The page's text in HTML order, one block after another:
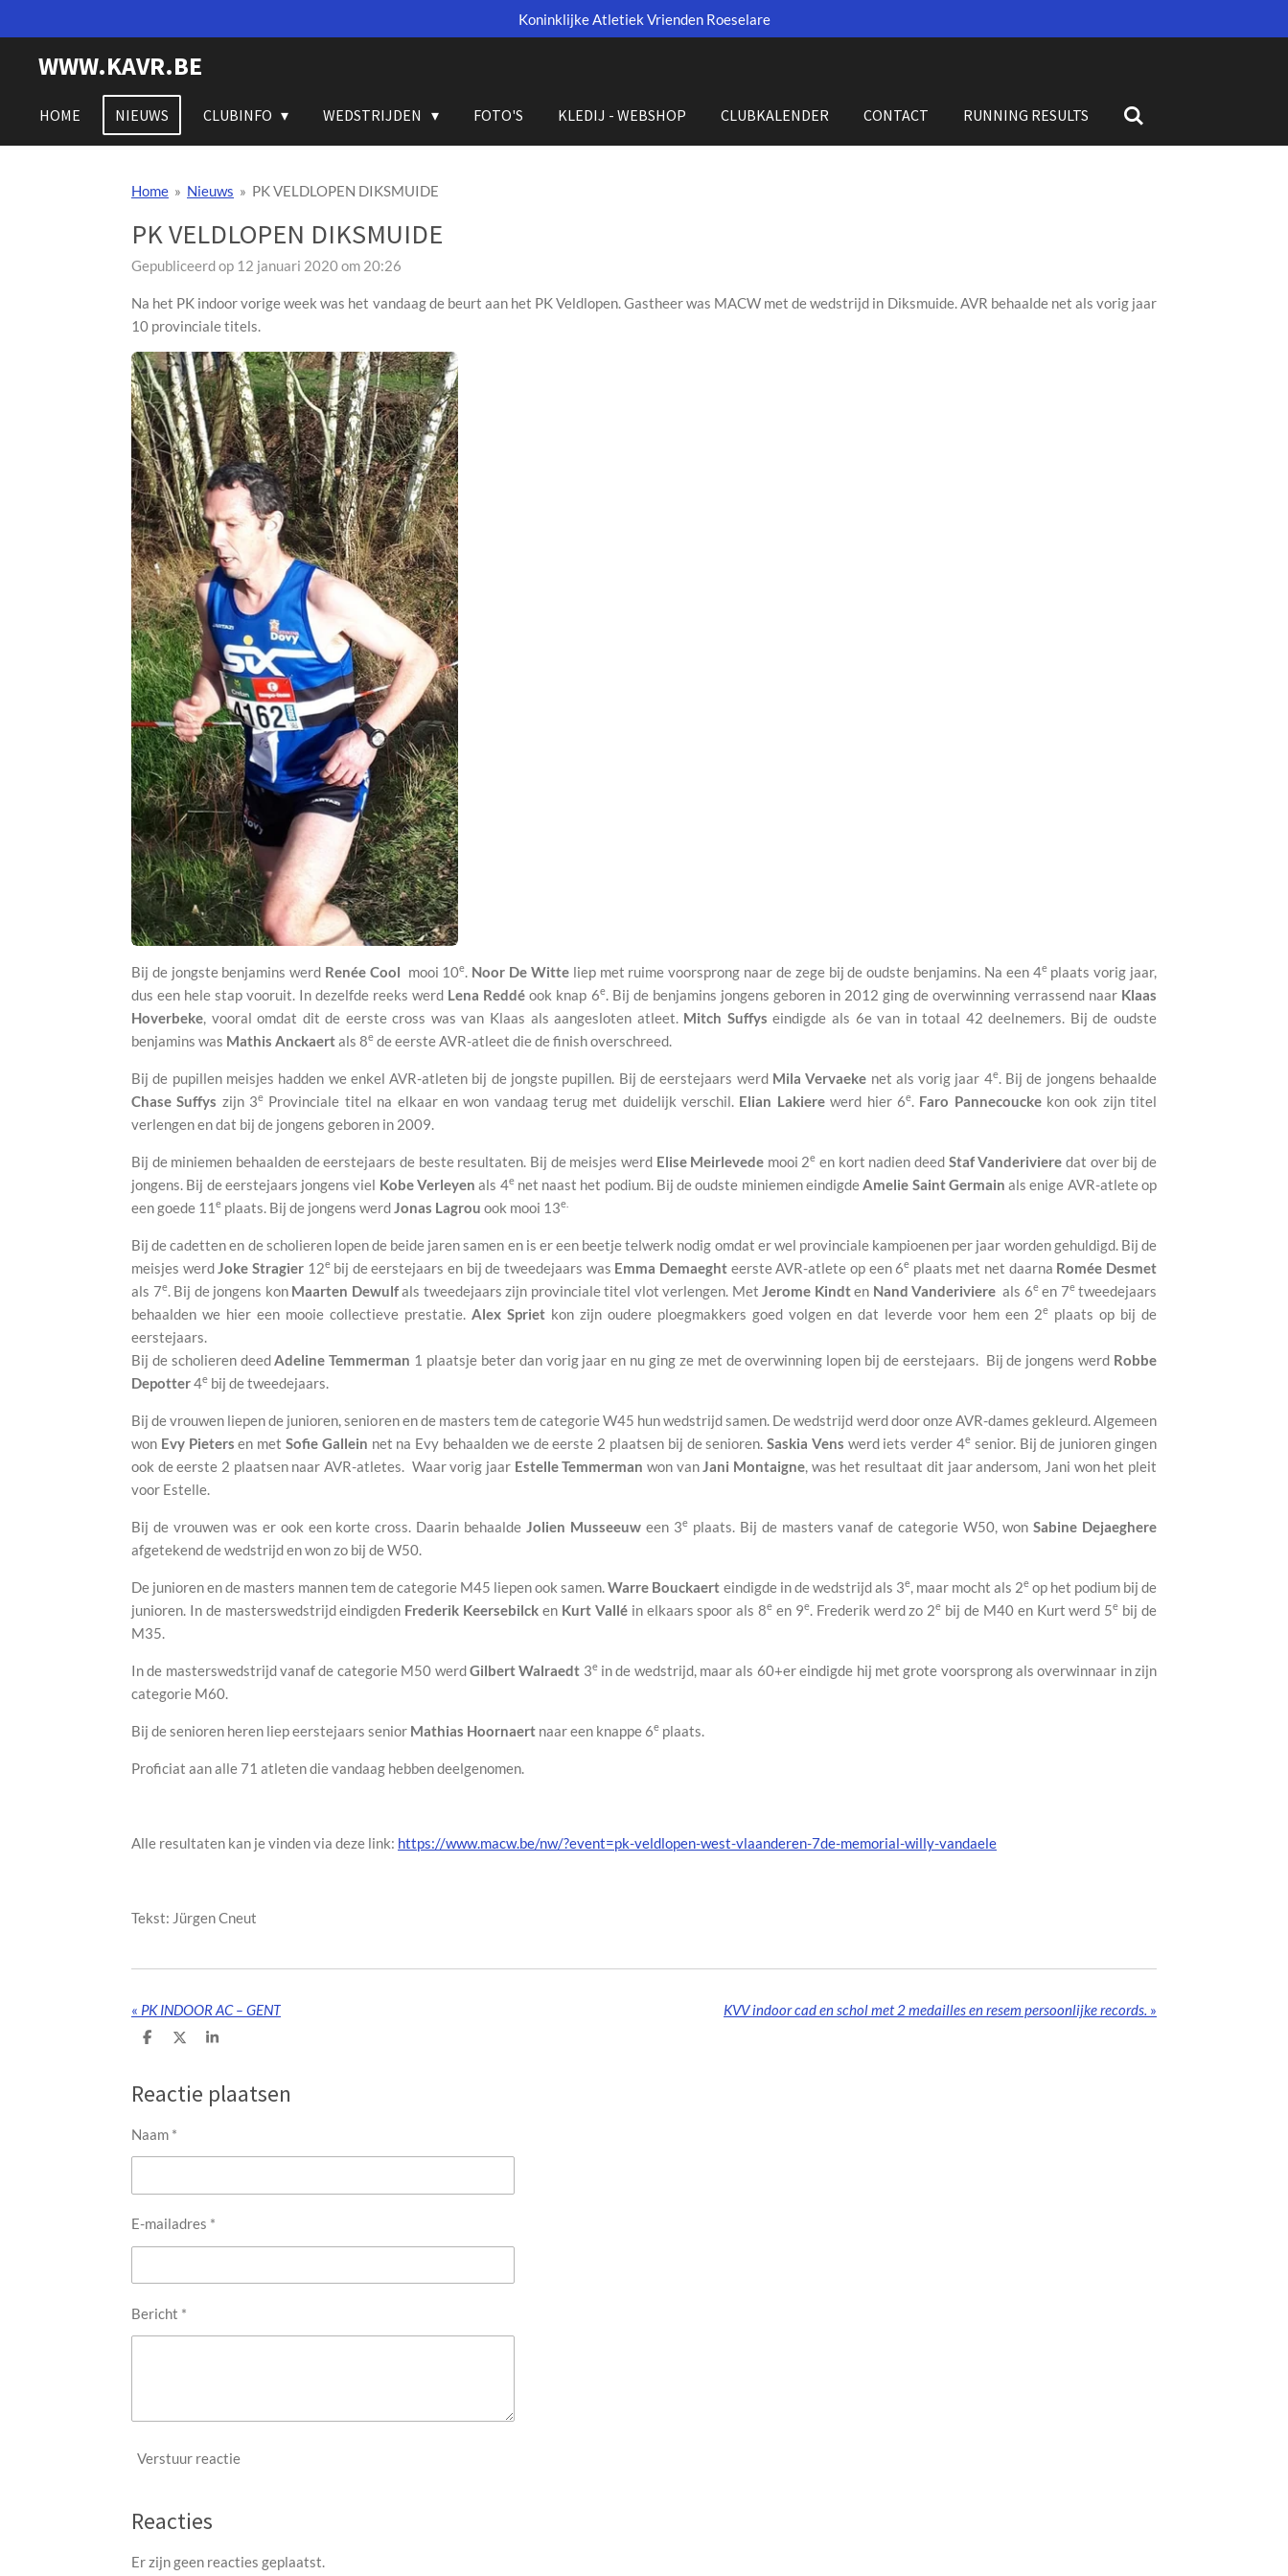
direct
hoofdinhoud
Koninklijke Atletiek Vrienden Roeselare
WWW.KAVR.BE
HOME NIEUWS CLUBINFO WEDSTRIJDEN FOTO'S KLEDIJ - WEBSHOP CLUBKALENDER CONTACT RUNNING RESULTS
Home » Nieuws » PK VELDLOPEN DIKSMUIDE
PK VELDLOPEN DIKSMUIDE
Gepubliceerd op 12 januari 2020 om 20:26
Na het PK indoor vorige week was het vandaag de beurt aan het PK Veldlopen. Gastheer was MACW met de wedstrijd in Diksmuide.AVR behaalde net als vorig jaar
10 provinciale titels.
Bij de jongste benjamins werd Renée Cool mooi 10e. Noor De Witte liep met ruime voorsprong naar de zege bij de oudste benjamins. Na een 4eplaats vorig jaar,
dus een hele stap vooruit. In dezelfde reeks werd Lena Reddé ook knap 6e. Bij de benjamins jongens geboren in 2012 ging de overwinning verrassend naar Klaas
Hoverbeke, vooral omdat dit de eerste cross was van Klaas als aangesloten atleet. Mitch Suffys eindigde als 6e van in totaal 42 deelnemers. Bij de oudste
benjamins was Mathis Anckaertals 8e de eerste AVR-atleet die de finish overschreed.
Bij de pupillen meisjes hadden we enkel AVR-atleten bij de jongste pupillen. Bij de eerstejaars werd Mila Vervaeke net als vorig jaar 4e. Bij de jongens behaalde
Chase Suffys zijn 3e Provinciale titel na elkaar en won vandaag terug met duidelijk verschil. Elian Lakierewerd hier 6e. Faro Pannecouckekon ook zijn titel
verlengen en dat bij de jongens geboren in 2009.
Bij de miniemen behaalden de eerstejaars de beste resultaten. Bij de meisjes werd Elise Meirlevede mooi 2e en kort nadien deed Staf Vanderiviere dat over bij de
jongens. Bij de eerstejaars jongens viel Kobe Verleyen als 4enet naast het podium. Bij de oudste miniemen eindigdeAmelie Saint Germain als enige AVR-atlete op
een goede 11 e plaats. Bij de jongens werdJonas Lagrou ook mooi 13e.
Bij de cadetten en de scholieren lopen de beide jaren samen en is er een beetje telwerk nodig omdat er wel provinciale kampioenen per jaar worden gehuldigd. Bij de
meisjes werdJoke Stragier12ebij de eerstejaars en bij de tweedejaars was Emma Demaeghteerste AVR-atlete op een 6e plaats met net daarna Romée Desmet
als 7e. Bij de jongens kon Maarten Dewulfals tweedejaars zijn provinciale titel vlot verlengen. Met Jerome Kindten Nand Vanderiviere als 6een 7etweedejaars
behaalden we hier een mooie collectieve prestatie. Alex Spriet kon zijn oudere ploegmakkers goed volgen en dat leverde voor hem een 2e plaats op bij de
eerstejaars.
Bij de scholieren deedAdeline Temmerman 1 plaatsje beter dan vorig jaar en nu ging ze met de overwinning lopen bij de eerstejaars. Bij de jongens werd Robbe
Depotter4e bij de tweedejaars.
Bij de vrouwen liepen de junioren, senioren en de masters tem de categorie W45 hun wedstrijd samen. De wedstrijd werd door onze AVR-dames gekleurd. Algemeen
won Evy Pieters en met Sofie Gallein net na Evy behaalden we de eerste 2 plaatsen bij de senioren.Saskia Vens werd iets verder 4e senior. Bij de junioren gingen
ook de eerste 2 plaatsen naar AVR-atletes. Waar vorig jaar Estelle Temmerman won vanJani Montaigne, was het resultaat dit jaar andersom, Jani won het pleit
voor Estelle.
Bij de vrouwen was er ook een korte cross. Daarin behaaldeJolien Musseeuw een 3eplaats. Bij de masters vanaf de categorie W50, wonSabine Dejaeghere
afgetekend de wedstrijd en won zo bij de W50.
De junioren en de masters mannen tem de categorie M45 liepen ook samen.Warre Bouckaert eindigde in de wedstrijd als 3e, maar mocht als 2eop het podium bij de
junioren. In de masterswedstrijd eindigden Frederik Keersebilck en Kurt Valléin elkaars spoor als 8e en 9e. Frederik werd zo 2e bij de M40 en Kurt werd 5e bij de
M35.
In de masterswedstrijd vanaf de categorie M50 werdGilbert Walraedt 3ein de wedstrijd, maar als 60+er eindigde hij met grote voorsprong als overwinnaar in zijn
categorie M60.
Bij de senioren heren liep eerstejaars senior Mathias Hoornaert naar een knappe 6e plaats.
Proficiat aan alle 71 atleten die vandaag hebben deelgenomen.
Alle resultaten kan je vinden via deze link: https://www.macw.be/nw/?event=pk-veldlopen-west-vlaanderen-7de-memorial-willy-vandaele
Tekst: Jürgen Cneut
« PK INDOOR AC – GENT KVV indoor cad en schol met 2 medailles en resem persoonlijke records. »
D
n
D
l
S
e
Reactie plaatsen
Naam *
E-mailadres *
Bericht *
Verstuur reactie
Reacties
Er zijn geen reacties geplaatst.